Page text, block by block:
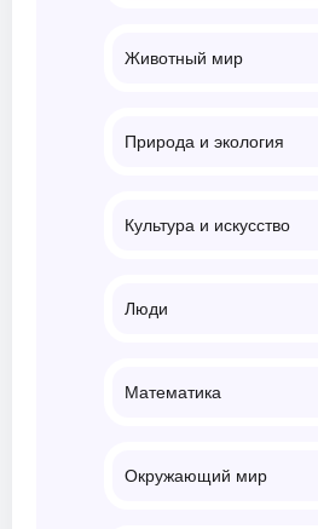
Животный мир
Природа и экология
Культура и искусство
Люди
Математика
Окружающий мир